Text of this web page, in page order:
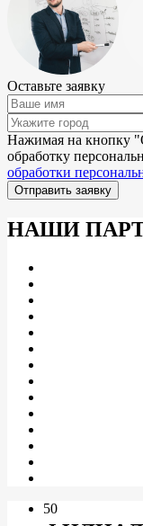
Оставьте заявку
Нажимая на кнопку "
обработку
обработки
Отправить заявку
НАШИ
50